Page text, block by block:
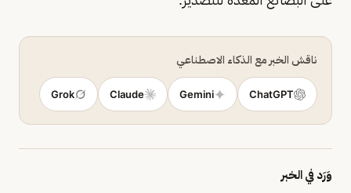
ناقش الخبر مع الذكاء الاصطناعي
ChatGPT
Gemini
Claude
Grok
وَرَد في الخبر